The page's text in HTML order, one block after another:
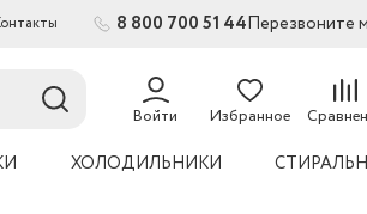
8 800 700 51 44Перезвоните
Войти Избранное
54
ХОЛОДИЛЬНИКИ